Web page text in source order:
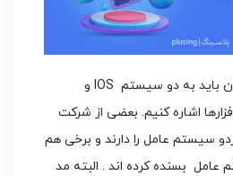
آموزش صفر تا صد رایگان باید به دو سیستم IOS و
اشاره کنیم. بعضی از شرکت
سیستم عامل را دارند و برخی هم
عامل بسنده کرده اند . البته مد